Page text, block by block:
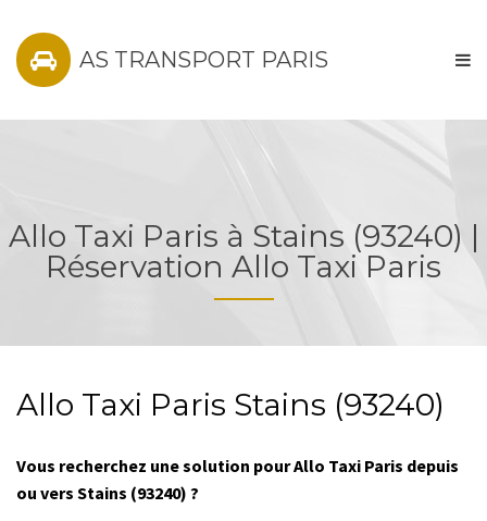
AS TRANSPORT PARIS
Allo Taxi Paris à Stains (93240) |
Réservation Allo Taxi Paris
Allo Taxi Paris Stains (93240)
Vous recherchez une solution pour Allo Taxi Paris depuis
ou vers Stains (93240) ?